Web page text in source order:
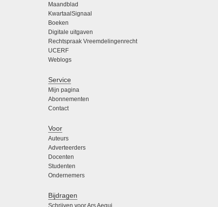
Maandblad
KwartaalSignaal
Boeken
Digitale uitgaven
Rechtspraak Vreemdelingenrecht
UCERF
Weblogs
Service
Mijn pagina
Abonnementen
Contact
Voor
Auteurs
Adverteerders
Docenten
Studenten
Ondernemers
Bijdragen
Schrijven voor Ars Aequi